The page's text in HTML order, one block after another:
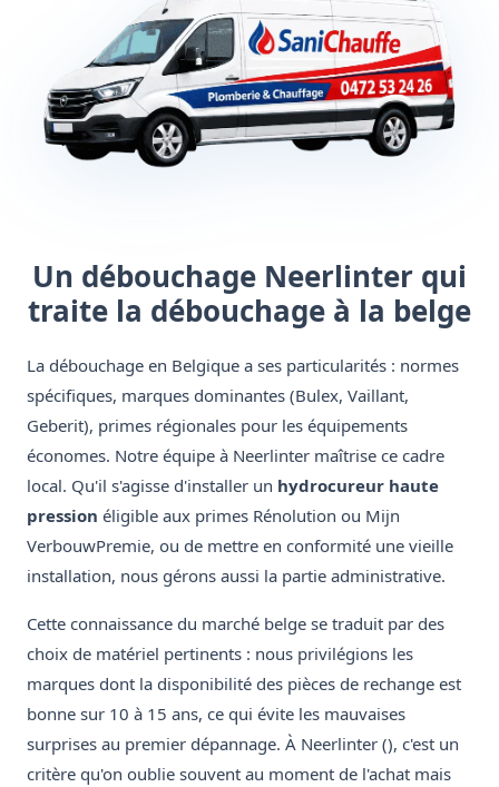
Un débouchage Neerlinter qui
traite la débouchage à la belge
La débouchage en Belgique a ses particularités : normes
spécifiques, marques dominantes (Bulex, Vaillant,
Geberit), primes régionales pour les équipements
économes. Notre équipe à Neerlinter maîtrise ce cadre
local. Qu'il s'agisse d'installer un hydrocureur haute
pression éligible aux primes Rénolution ou Mijn
VerbouwPremie, ou de mettre en conformité une vieille
installation, nous gérons aussi la partie administrative.
Cette connaissance du marché belge se traduit par des
choix de matériel pertinents : nous privilégions les
marques dont la disponibilité des pièces de rechange est
bonne sur 10 à 15 ans, ce qui évite les mauvaises
surprises au premier dépannage. À Neerlinter (), c'est un
critère qu'on oublie souvent au moment de l'achat mais